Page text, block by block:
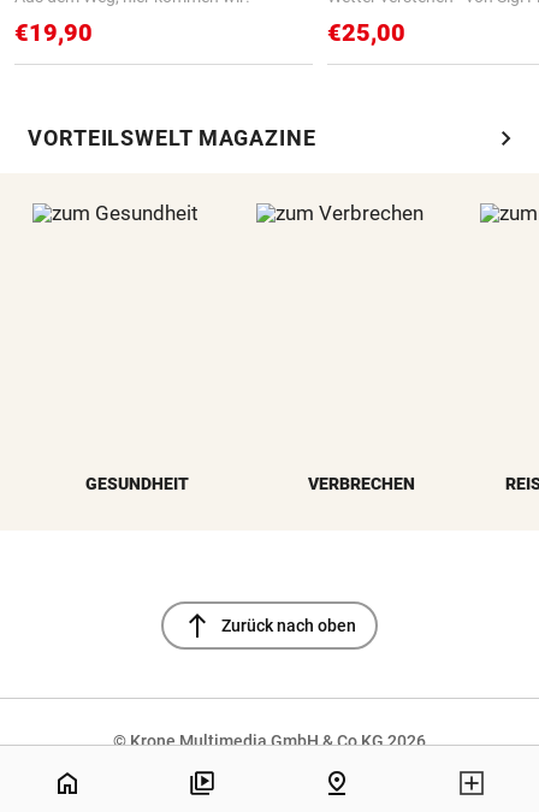
€19,90 €25,00
VORTEILSWELT MAGAZINE chevron_right
GESUNDHEIT VERBRECHEN
north Zurück nach oben
© Krone Multimedia GmbH & Co KG 2026
Muthgasse 2, 1190 Wien
home pin_drop
NaN%